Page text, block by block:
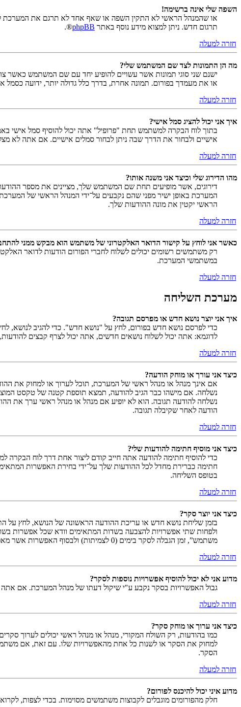
השפה שלי אינה ברשימה!
או שהמנהל הראשי לא התקין השפה או שאף אחד לא תרגם את המערכת
תרגום חדש. ניתן למצוא מידע נוסף באתר phpBB
®.
חזרה למעלה
מה הן התמונות לצד שם המשתמש שלי?
ישנם שני סוגי תמונות אשר עשויים להופיע יחד עם שם המשתמש כאשר
או את מעמדך בפורום. תמונה אחרת, בדרך כלל גדולה יותר, ידועה כסמל
חזרה למעלה
איך אני יכול להציג סמל אישי?
אישיים ולבחור את הדרך שבה ניתן לבחור סמלים אישיים. אם אתה לא
חזרה למעלה
מהו הדירוג שלי וכיצד אני משנה אותו?
דירוגים, אשר מופיעים תחת שם המשתמש שלך, מציינים את מספר
המערכת באופן ישיר מפני שהם נקבעים על־ידי המנהל הראשי של
הראשי יקטין את מונה ההודעות שלך.
חזרה למעלה
כאשר אני לוחץ על קישור הדואר האלקטרוני של משתמש הוא מבקש ממני
רק משתמשים רשומים יכולים לשלוח לחברי הפורום הודעות לדואר
במשתמשי המערכת.
חזרה למעלה
מערכת השליחה
איך אני יוצר נושא חדש או מפרסם תגובה?
כדי לפרסם נושא חדש בפורום, לחץ על "נושא חדש". כדי להגיב לנושא,
לדוגמא: אתה יכול לשלוח נושאים חדשים, אתה יכול לצרף קבצים
חזרה למעלה
כיצד אני עורך או מוחק הודעה?
אם אינך מנהל או מנהל ראשי של המערכת, תוכל לערוך או למחוק את
נשלחה. אם מישהו כבר הגיב להודעה, תמצא תוספת קטנה של טקסט
נשלחה להודעה תגובה. הוא לא יופיע אם מנהל או מנהל ראשי ערך את
הודעה לאחר שקיבלה תגובה.
חזרה למעלה
כיצד אני מוסיף חתימה להודעות שלי?
כדי להוסיף חתימה להודעה אתה חייב קודם ליצור אחת דרך לוח
חתימה כברירת מחדל לכל ההודעות שלך על־ידי בחירת האפשרות
בטופס השליחה.
חזרה למעלה
כיצד אני יוצר סקר?
בזמן שליחת נושא חדש או עריכת ההודעה הראשונה של הנושא, לחץ על
ולפחות שתי אפשרויות להצבעה בשדות המתאימים וודא שכל אפשרות
משתמש”, זמן הגבלה לסקר בימים (0 לצמיתות) ולבסוף האפשרות אשר מאפשרת למשתמשים לשנות את ההצבעות שלהם.
חזרה למעלה
מדוע אני לא יכול להוסיף אפשרויות נוספות לסקר?
גבול האפשרויות בסקר נקבע ע"י שיקול דעתו של מנהל המערכת. אם
חזרה למעלה
כיצד אני ערוך או מוחק סקר?
כמו בהודעות, רק השולח המקורי, מנהל או מנהל ראשי יכולים לערוך
למחוק את הסקר או לשנות כל אחת מהאפשרויות שלו. עם זאת, אם
הסקר.
חזרה למעלה
מדוע איני יכול להיכנס לפורום?
חלק מהפורומים מוגבלים לקבוצות משתמשים מסוימות. בכדי לצפות,